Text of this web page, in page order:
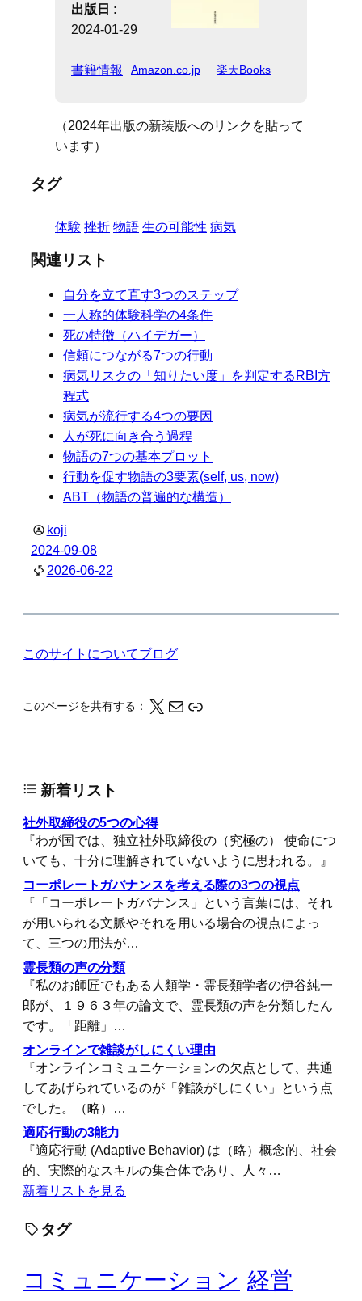
出版日 :
2024-01-29
書籍情報 Amazon.co.jp 楽天Books
（2024年出版の新装版へのリンクを貼って
います）
タグ
体験 挫折 物語 生の可能性 病気
関連リスト
自分を立て直す3つのステップ
一人称的体験科学の4条件
死の特徴（ハイデガー）
信頼につながる7つの行動
病気リスクの「知りたい度」を判定するRBI方
程式
病気が流行する4つの要因
人が死に向き合う過程
物語の7つの基本プロット
行動を促す物語の3要素(self, us, now)
ABT（物語の普遍的な構造）
koji
2024-09-08
2026-06-22
このサイトについてブログ
このページを共有する： X メール このページの情報をクリップボードにコピーする
新着リスト
社外取締役の5つの心得
『わが国では、独立社外取締役の（究極の） 使命につ
いても、十分に理解されていないように思われる。』
コーポレートガバナンスを考える際の3つの視点
『「コーポレートガバナンス」という言葉には、それ
が用いられる文脈やそれを用いる場合の視点によっ
て、三つの用法が…
霊長類の声の分類
『私のお師匠でもある人類学・霊長類学者の伊谷純一
郎が、１９６３年の論文で、霊長類の声を分類したん
です。「距離」…
オンラインで雑談がしにくい理由
『オンラインコミュニケーションの欠点として、共通
してあげられているのが「雑談がしにくい」という点
でした。（略）…
適応行動の3能力
『適応行動 (Adaptive Behavior) は（略）概念的、社会
的、実際的なスキルの集合体であり、人々…
新着リストを見る
タグ
コミュニケーション 経営